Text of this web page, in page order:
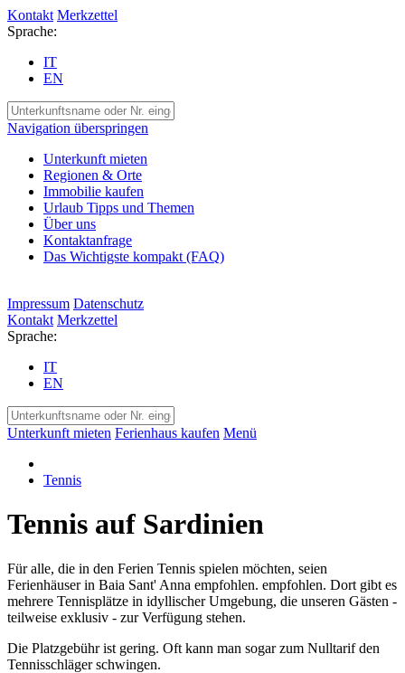
Kontakt Merkzettel
Sprache:
IT
EN
Navigation überspringen
Unterkunft mieten
Regionen & Orte
Immobilie kaufen
Urlaub Tipps und Themen
Über uns
Kontaktanfrage
Das Wichtigste kompakt (FAQ)
Impressum Datenschutz
Kontakt Merkzettel
Sprache:
IT
EN
Unterkunft mieten Ferienhaus kaufen Menü
Tennis
Tennis auf Sardinien
Für alle, die in den Ferien Tennis spielen möchten, seien
Ferienhäuser in Baia Sant' Anna empfohlen. empfohlen. Dort gibt es
mehrere Tennisplätze in idyllischer Umgebung, die unseren Gästen -
teilweise exklusiv - zur Verfügung stehen.
Die Platzgebühr ist gering. Oft kann man sogar zum Nulltarif den
Tennisschläger schwingen.